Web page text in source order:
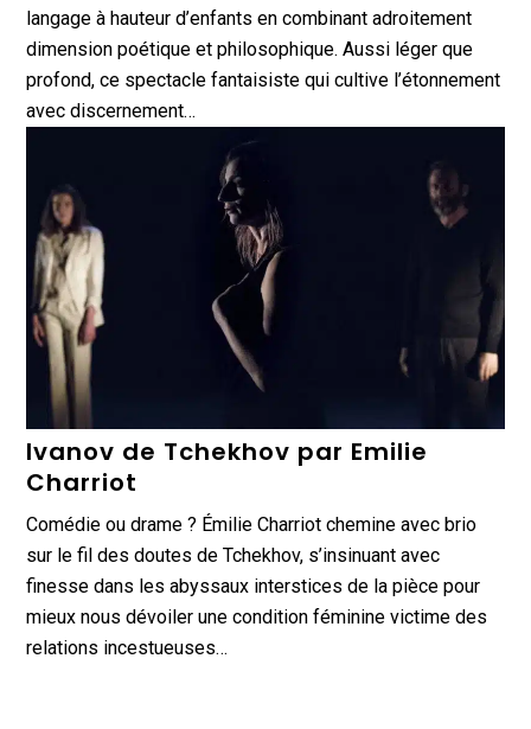
langage à hauteur d’enfants en combinant adroitement
dimension poétique et philosophique. Aussi léger que
profond, ce spectacle fantaisiste qui cultive l’étonnement
avec discernement…
Ivanov de Tchekhov par Emilie
Charriot
Comédie ou drame ? Émilie Charriot chemine avec brio
sur le fil des doutes de Tchekhov, s’insinuant avec
finesse dans les abyssaux interstices de la pièce pour
mieux nous dévoiler une condition féminine victime des
relations incestueuses…